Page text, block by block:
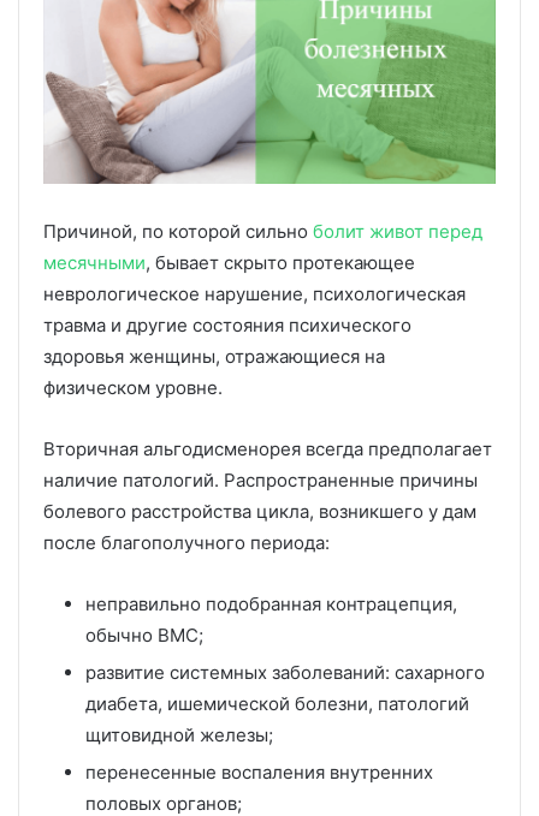
Причиной, по которой сильно болит живот перед
месячными, бывает скрыто протекающее
неврологическое нарушение, психологическая
травма и другие состояния психического
здоровья женщины, отражающиеся на
физическом уровне.
Вторичная альгодисменорея всегда предполагает
наличие патологий. Распространенные причины
болевого расстройства цикла, возникшего у дам
после благополучного периода:
неправильно подобранная контрацепция,
обычно ВМС;
развитие системных заболеваний: сахарного
диабета, ишемической болезни, патологий
щитовидной железы;
перенесенные воспаления внутренних
половых органов;